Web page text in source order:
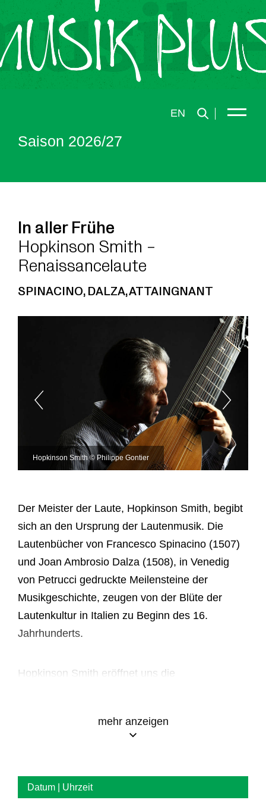
Saison 2026/27
EN
In aller Frühe
Hopkinson Smith –
Renaissancelaute
SPINACINO, DALZA, ATTAINGNANT
Hopkinson Smith © Philippe Gontier
Der Meister der Laute, Hopkinson Smith, begibt
sich an den Ursprung der Lautenmusik. Die
Lautenbücher von Francesco Spinacino (1507)
und Joan Ambrosio Dalza (1508), in Venedig
von Petrucci gedruckte Meilensteine der
Musikgeschichte, zeugen von der Blüte der
Lautenkultur in Italien zu Beginn des 16.
Jahrhunderts.
Hopkinson Smith eröffnet uns die
Jahrhunderts verfasst, könnten Geschichten von
und Verlust nachgehen. Dalzas Stücke sind
mehr anzeigen
Datum | Uhrzeit